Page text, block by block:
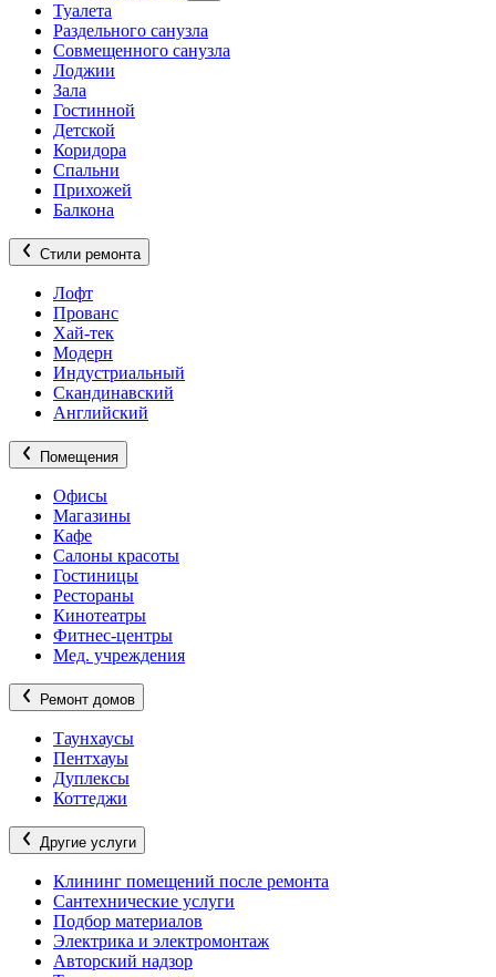
Туалета
Раздельного санузла
Совмещенного санузла
Лоджии
Зала
Гостинной
Детской
Коридора
Спальни
Прихожей
Балкона
Стили ремонта
Лофт
Прованс
Хай-тек
Модерн
Индустриальный
Скандинавский
Английский
Помещения
Офисы
Магазины
Кафе
Салоны красоты
Гостиницы
Рестораны
Кинотеатры
Фитнес-центры
Мед. учреждения
Ремонт домов
Таунхаусы
Пентхауы
Дуплексы
Коттеджи
Другие услуги
Клининг помещений после ремонта
Сантехнические услуги
Подбор материалов
Электрика и электромонтаж
Авторский надзор